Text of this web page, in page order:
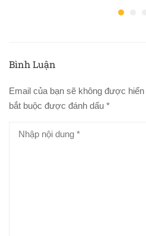
Bình Luận
Email của bạn sẽ không được hiển
bắt buộc được đánh dấu *